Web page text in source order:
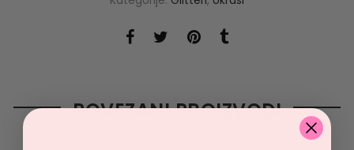
POVEZANI PROIZVODI